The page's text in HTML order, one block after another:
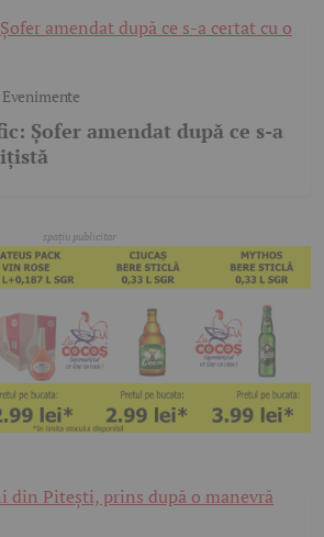
Evenimente
Șofer amendat după ce s-a